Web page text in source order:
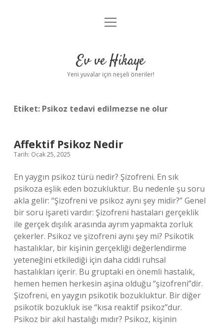
Anasayfa
Yasal Uyarı
menüyü
Ev ve Hikaye
Yeni yuvalar için neşeli öneriler!
Etiket: Psikoz tedavi edilmezse ne olur
Affektif Psikoz Nedir
Tarih: Ocak 25, 2025
En yaygın psikoz türü nedir? Şizofreni. En sık
psikoza eşlik eden bozukluktur. Bu nedenle şu soru
akla gelir: “Şizofreni ve psikoz aynı şey midir?” Genel
bir soru işareti vardır: Şizofreni hastaları gerçeklik
ile gerçek dışılık arasında ayrım yapmakta zorluk
çekerler. Psikoz ve şizofreni aynı şey mi? Psikotik
hastalıklar, bir kişinin gerçekliği değerlendirme
yeteneğini etkilediği için daha ciddi ruhsal
hastalıkları içerir. Bu gruptaki en önemli hastalık,
hemen hemen herkesin aşina olduğu “şizofreni”dir.
Şizofreni, en yaygın psikotik bozukluktur. Bir diğer
psikotik bozukluk ise “kısa reaktif psikoz”dur.
Psikoz bir akıl hastalığı mıdır? Psikoz, kişinin